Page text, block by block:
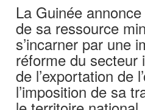
La Guinée
de sa ressource
s’incarner par une
réforme du secteur
de l’exportation de
l’imposition de sa